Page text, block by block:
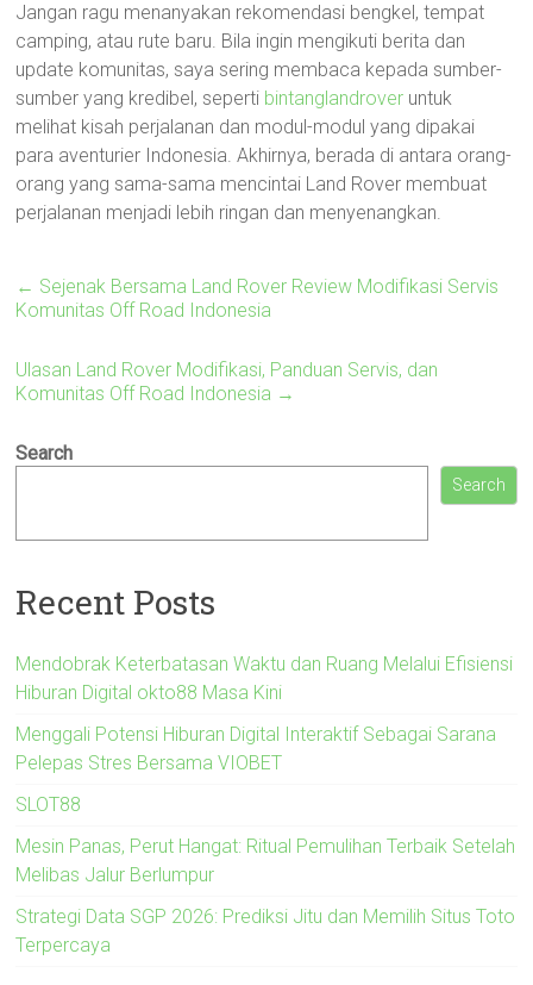
Jangan ragu menanyakan rekomendasi bengkel, tempat
camping, atau rute baru. Bila ingin mengikuti berita dan
update komunitas, saya sering membaca kepada sumber-
sumber yang kredibel, seperti bintanglandrover untuk
melihat kisah perjalanan dan modul-modul yang dipakai
para aventurier Indonesia. Akhirnya, berada di antara orang-
orang yang sama-sama mencintai Land Rover membuat
perjalanan menjadi lebih ringan dan menyenangkan.
← Sejenak Bersama Land Rover Review Modifikasi Servis
Komunitas Off Road Indonesia
Ulasan Land Rover Modifikasi, Panduan Servis, dan
Komunitas Off Road Indonesia →
Search
Search
Recent Posts
Mendobrak Keterbatasan Waktu dan Ruang Melalui Efisiensi
Hiburan Digital okto88 Masa Kini
Menggali Potensi Hiburan Digital Interaktif Sebagai Sarana
Pelepas Stres Bersama VIOBET
SLOT88
Mesin Panas, Perut Hangat: Ritual Pemulihan Terbaik Setelah
Melibas Jalur Berlumpur
Strategi Data SGP 2026: Prediksi Jitu dan Memilih Situs Toto
Terpercaya